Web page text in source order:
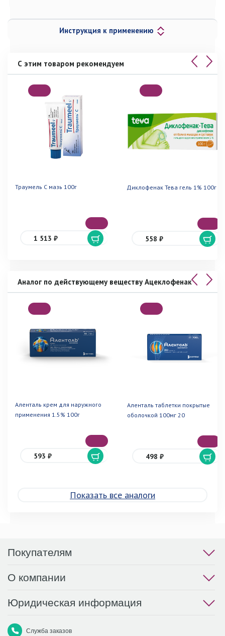
Инструкция к применению
С этим товаром рекомендуем
Траумель С мазь 100г
1 513 ₽
Диклофенак Тева гель 1% 100г
558 ₽
Аналог по действующему веществу Ацеклофенак
Аленталь крем для наружного
применения 1.5% 100г
593 ₽
Аленталь таблетки покрытые
оболочкой 100мг 20
498 ₽
Показать все аналоги
Покупателям
О компании
Юридическая информация
Служба заказов